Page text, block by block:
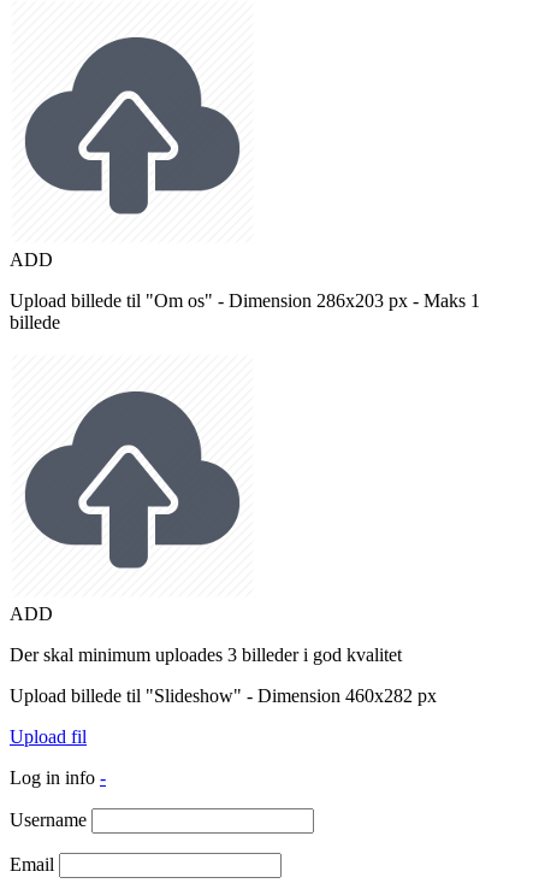
ADD
Upload billede til "Om os" - Dimension 286x203 px - Maks 1
billede
ADD
Der skal minimum uploades 3 billeder i god kvalitet
Upload billede til "Slideshow" - Dimension 460x282 px
Upload fil
Log in info -
Username
Email